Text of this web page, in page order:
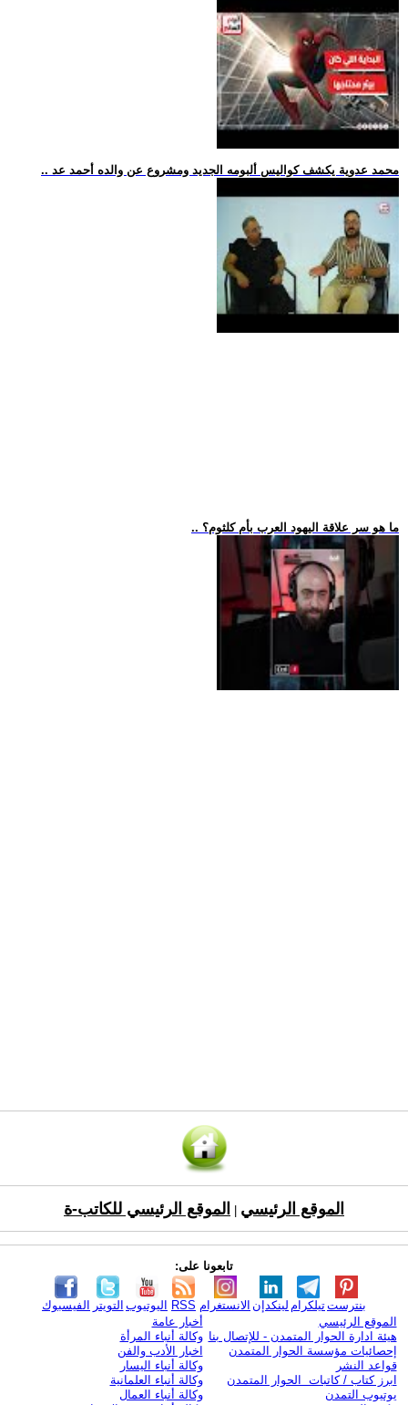
.. محمد عدوية يكشف كواليس ألبومه الجديد ومشروع عن والده أحمد عد
.. ما هو سر علاقة اليهود العرب بأم كلثوم؟
الموقع الرئيسي الموقع الرئيسي للكاتب-ة
تابعونا على:
الفيسبوك التويتر اليوتيوب RSS الانستغرام لينكدإن تيلكرامبنترست
الموقع الرئيسي
هيئة ادارة الحوار المتمدن - للإتصال بنا
إحصائيات مؤسسة الحوار المتمدن
قواعد النشر
ابرز كتاب / كاتبات الحوار المتمدن
يوتيوب التمدن
أخبار عامة
وكالة أنباء المرأة
اخبار الأدب والفن
وكالة أنباء اليسار
وكالة أنباء العلمانية
وكالة أنباء العمال